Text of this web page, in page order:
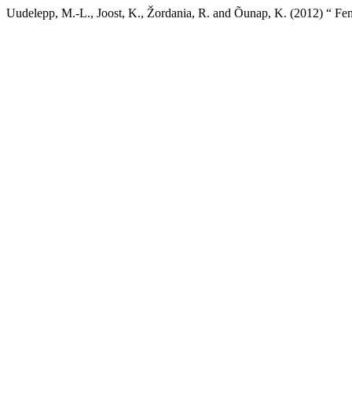
Uudelepp, M.-L., Joost, K., Žordania, R. and Õunap, K. (2012) “